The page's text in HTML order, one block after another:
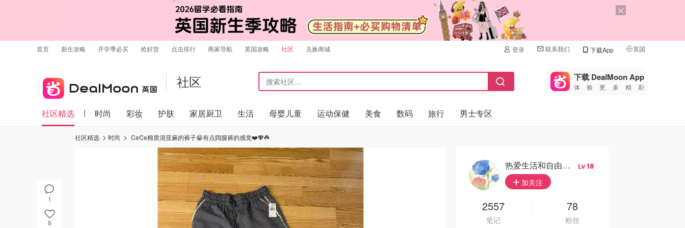
首页 新生攻略 开学季必买 抢好货 点击排行 商家导航 英国攻略 社区 兑换商城 登录 联系我们 下载App 英国
🇺🇸
🇨🇳 中国
🇩🇪
社区 下载 DealMoon App
体验更多精彩
社区精选 时尚 彩妆 护肤 家居厨卫 生活 母婴儿童 运动保健 美食 数码 旅行 男士专区
1
8
社区精选 时尚 CeCe棉质混亚麻的裤子😁有点阔腿裤的感觉❤️💖☘️
热爱生活和自由的轻舞飞扬 18
加关注
2557
笔记
78
粉丝